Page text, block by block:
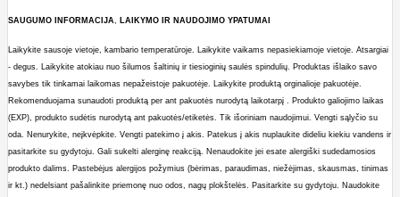
SAUGUMO INFORMACIJA, LAIKYMO IR NAUDOJIMO YPATUMAI
Laikykite sausoje vietoje, kambario temperatūroje. Laikykite vaikams nepasiekiamoje vietoje. Atsargiai
- degus. Laikykite atokiau nuo šilumos šaltinių ir tiesioginių saulės spindulių. Produktas išlaiko savo
savybes tik tinkamai laikomas nepažeistoje pakuotėje. Laikykite produktą orginalioje pakuotėje.
Rekomenduojama sunaudoti produktą per ant pakuotės nurodytą laikotarpį . Produkto galiojimo laikas
(EXP), produkto sudėtis nurodytą ant pakuotės/etiketės. Tik išoriniam naudojimui. Vengti sąlyčio su
oda. Nenurykite, neįkvėpkite. Vengti patekimo į akis. Patekus į akis nuplaukite dideliu kiekiu vandens ir
pasitarkite su gydytoju. Gali sukelti alerginę reakciją. Nenaudokite jei esate alergiški sudedamosios
produkto dalims. Pastebėjus alergijos požymius (bėrimas, paraudimas, niežėjimas, skausmas, tinimas
ir kt.) nedelsiant pašalinkite priemonę nuo odos, nagų plokštelės. Pasitarkite su gydytoju. Naudokite